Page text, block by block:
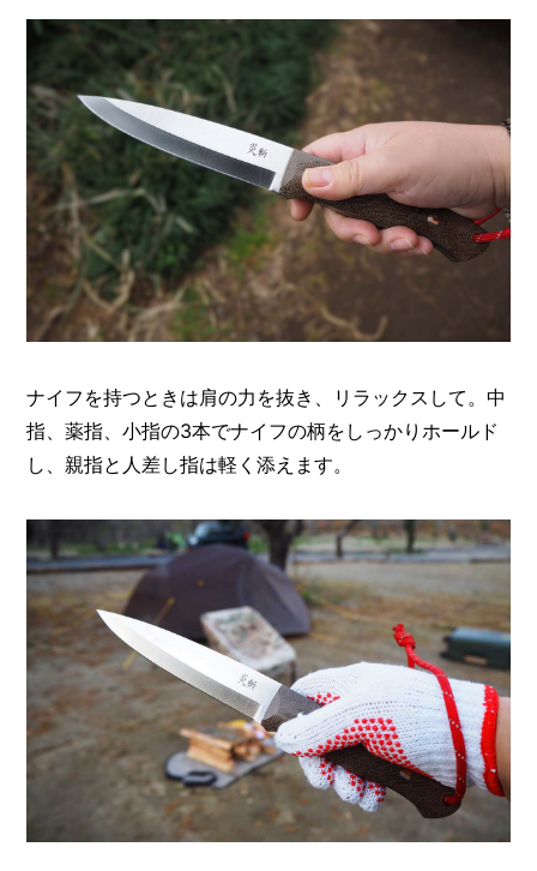
ナイフを持つときは肩の力を抜き、リラックスして。中
指、薬指、小指の3本でナイフの柄をしっかりホールド
し、親指と人差し指は軽く添えます。